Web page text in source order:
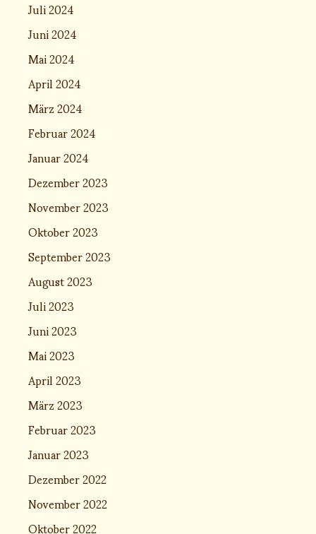
Juli 2024
Juni 2024
Mai 2024
April 2024
März 2024
Februar 2024
Januar 2024
Dezember 2023
November 2023
Oktober 2023
September 2023
August 2023
Juli 2023
Juni 2023
Mai 2023
April 2023
März 2023
Februar 2023
Januar 2023
Dezember 2022
November 2022